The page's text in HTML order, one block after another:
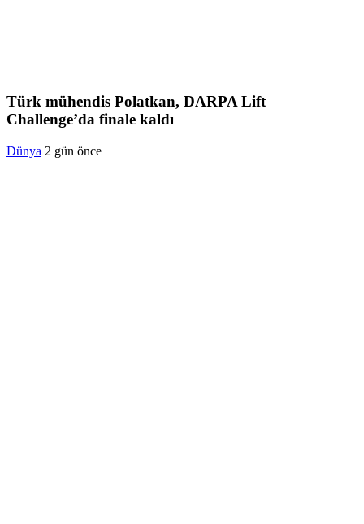
Türk mühendis Polatkan, DARPA Lift
Challenge’da finale kaldı
Dünya 2 gün önce